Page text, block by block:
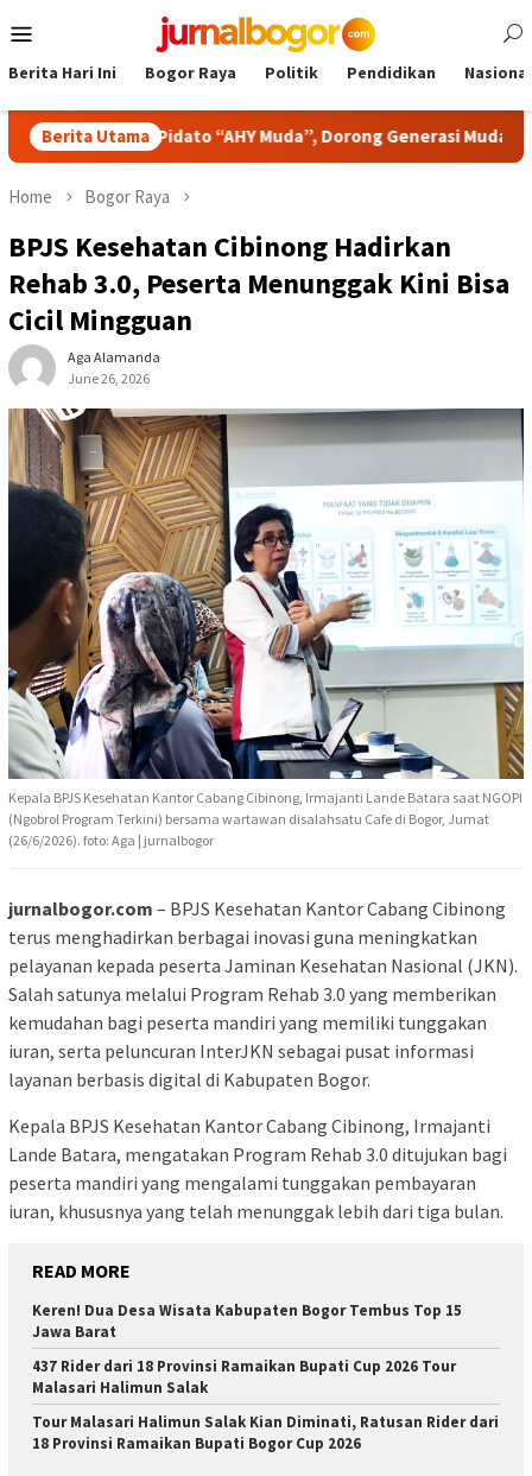
to
Menu
Berita Hari Ini Bogor Raya Politik Pendidikan Nasional
Berita Utama
Pidato “AHY Muda”, Dorong Generasi Muda Berani
Home Bogor Raya
BPJS Kesehatan Cibinong Hadirkan
Rehab 3.0, Peserta Menunggak Kini Bisa
Cicil Mingguan
Aga Alamanda
June 26, 2026
Kepala BPJS Kesehatan Kantor Cabang Cibinong, Irmajanti Lande Batara saat NGOPI
(Ngobrol Program Terkini) bersama wartawan disalahsatu Cafe di Bogor, Jumat
(26/6/2026). foto: Aga | jurnalbogor
jurnalbogor.com – BPJS Kesehatan Kantor Cabang Cibinong
terus menghadirkan berbagai inovasi guna meningkatkan
pelayanan kepada peserta Jaminan Kesehatan Nasional (JKN).
Salah satunya melalui Program Rehab 3.0 yang memberikan
kemudahan bagi peserta mandiri yang memiliki tunggakan
iuran, serta peluncuran InterJKN sebagai pusat informasi
layanan berbasis digital di Kabupaten Bogor.
Kepala BPJS Kesehatan Kantor Cabang Cibinong, Irmajanti
Lande Batara, mengatakan Program Rehab 3.0 ditujukan bagi
peserta mandiri yang mengalami tunggakan pembayaran
iuran, khususnya yang telah menunggak lebih dari tiga bulan.
READ MORE
Keren! Dua Desa Wisata Kabupaten Bogor Tembus Top 15
Jawa Barat
437 Rider dari 18 Provinsi Ramaikan Bupati Cup 2026 Tour
Malasari Halimun Salak
Tour Malasari Halimun Salak Kian Diminati, Ratusan Rider dari
18 Provinsi Ramaikan Bupati Bogor Cup 2026